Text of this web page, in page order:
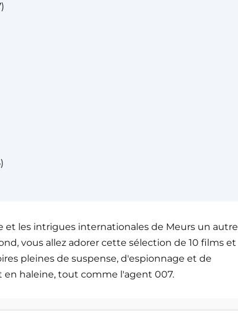
et les intrigues internationales de Meurs un autre
vous allez adorer cette sélection de 10 films et
pleines de suspense, d'espionnage et de
haleine, tout comme l'agent 007.